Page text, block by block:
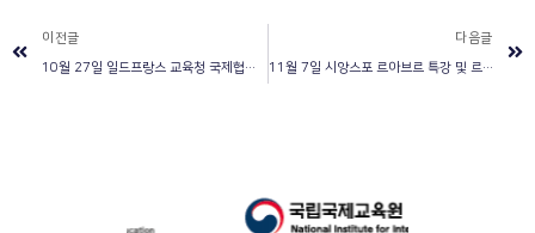
이전글
10월 27일 일드프랑스 교육청 국제협력국장 면담
다음글
11월 7일 시앙스포 르아브르 특강 및 르아브르대학 방문